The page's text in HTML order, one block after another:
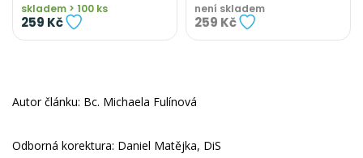
skladem > 100 ks
259 Kč
není skladem
259 Kč
Autor článku: Bc. Michaela Fulínová
Odborná korektura: Daniel Matějka, DiS